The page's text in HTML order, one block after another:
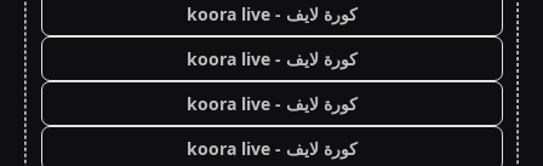
كورة لايف - koora live
كورة لايف - koora live
كورة لايف - koora live
كورة لايف - koora live